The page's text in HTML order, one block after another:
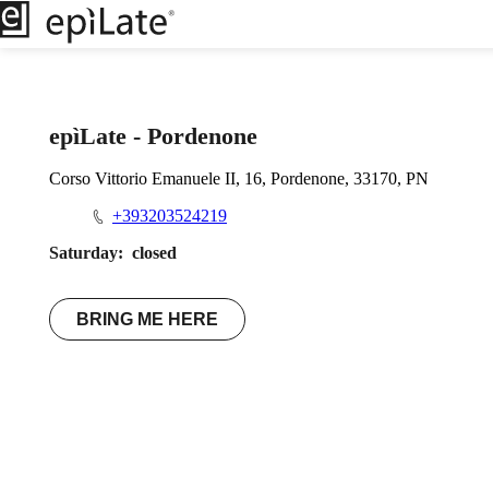
epìLate - Pordenone
Corso Vittorio Emanuele II, 16, Pordenone, 33170, PN
+393203524219
Saturday: closed
BRING ME HERE